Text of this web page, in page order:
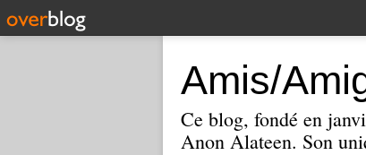
Amis/
Ce blog, fondé en
Anon Alateen. Son